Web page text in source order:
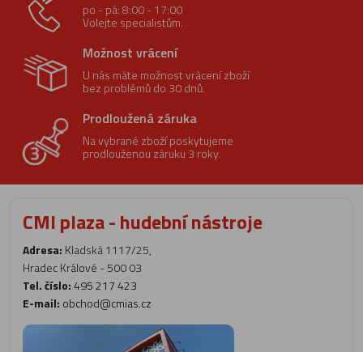
po - pá: 8:00 - 17:00
Volejte specialistům.
Možnost vrácení
U nás máte možnost vrácení zboží
bez problémů do 30 dnů.
Prodloužená záruka
Na vybrané zboží poskytujeme
prodlouženou záruku 3 roky.
CMI plaza - hudební nástroje
Adresa: Kladská 1117/25,
Hradec Králové - 500 03
Tel. číslo:495 217 423
E-mail: obchod@cmias.cz